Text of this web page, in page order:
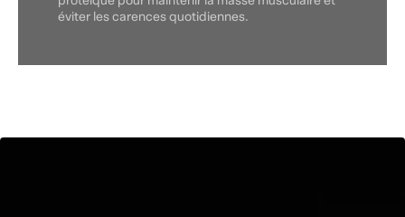
éviter les carences quotidiennes.